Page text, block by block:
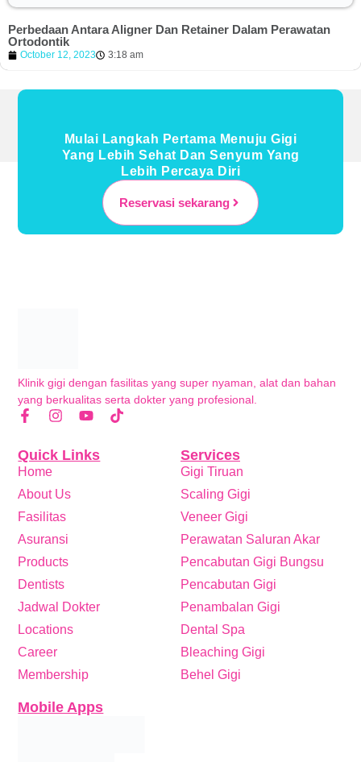
Perbedaan Antara Aligner Dan Retainer Dalam Perawatan
Ortodontik
October 12, 2023 3:18 am
Mulai Langkah Pertama Menuju Gigi
Yang Lebih Sehat Dan Senyum Yang
Lebih Percaya Diri
Reservasi sekarang
Klinik gigi dengan fasilitas yang super nyaman, alat dan bahan
yang berkualitas serta dokter yang profesional.
Services
Gigi Tiruan
Scaling Gigi
Veneer Gigi
Perawatan Saluran Akar
Pencabutan Gigi Bungsu
Pencabutan Gigi
Penambalan Gigi
Dental Spa
Bleaching Gigi
Behel Gigi
Quick Links
Home
About Us
Fasilitas
Asuransi
Products
Dentists
Jadwal Dokter
Locations
Career
Membership
Mobile Apps